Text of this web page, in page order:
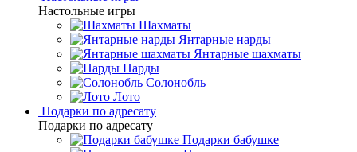
Настольные игры
Шахматы
Янтарные нарды
Янтарные шахматы
Нарды
Солонобль
Лото
Подарки по адресату
Подарки по адресату
Подарки бабушке